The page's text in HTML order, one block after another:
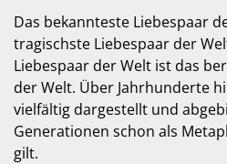
Das bekannteste Liebespaar
tragischste Liebespaar der
Liebespaar der Welt ist das
der Welt. Über Jahrhunderte
vielfältig dargestellt und
Generationen schon als
gilt.